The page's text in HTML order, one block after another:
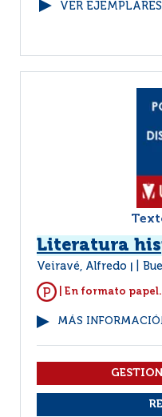
VER EJEMPLARES
Literatura
Veiravé, Alfredo
| En formato papel.
MÁS